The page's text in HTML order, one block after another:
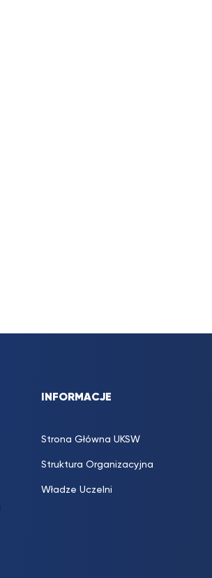
INFORMACJE
Strona Główna UKSW
Struktura Organizacyjna
Władze Uczelni